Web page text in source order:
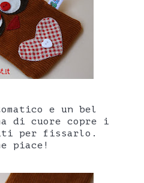
e un bel
di cuore copre i
per fissarlo.
piace!